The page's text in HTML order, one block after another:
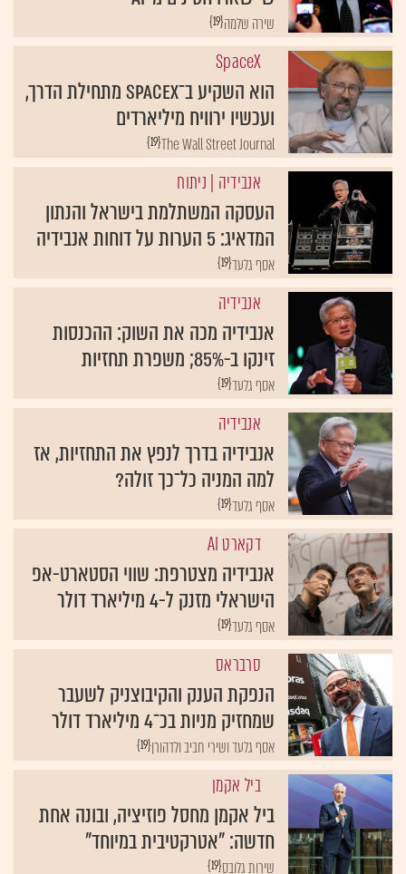
{19}שירה שלמה
SpaceX
הוא השקיע ב־SpaceX מתחילת הדרך,
ועכשיו ירוויח מיליארדים
{19}The Wall Street Journal
אנבידיה | ניתוח
העסקה המשתלמת בישראל והנתון
המדאיג: 5 הערות על דוחות אנבידיה
{19}אסף גלעד
אנבידיה
אנבידיה מכה את השוק: ההכנסות
זינקו ב-85%; משפרת תחזיות
{19}אסף גלעד
אנבידיה
אנבידיה בדרך לנפץ את התחזיות, אז
למה המניה כל־כך זולה?
{19}אסף גלעד
דקארט AI
אנבידיה מצטרפת: שווי הסטארט-אפ
הישראלי מזנק ל-4 מיליארד דולר
{19}אסף גלעד
סרבראס
הנפקת הענק והקיבוצניק לשעבר
שמחזיק מניות בכ־4 מיליארד דולר
{19}אסף גלעד ושירי חביב ולדהורן
ביל אקמן
ביל אקמן מחסל פוזיציה, ובונה אחת
חדשה: "אטרקטיבית במיוחד"
{19}שירות גלובס